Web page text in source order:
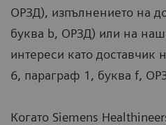
ОРЗД), изпълнението на
буква b, ОРЗД) или на
интереси като доставчик
6, параграф 1, буква f,
Когато Siemens